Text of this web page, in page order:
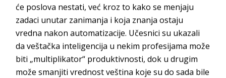
će poslova nestati, već kroz to kako se menjaju
zadaci unutar zanimanja i koja znanja ostaju
vredna nakon automatizacije. Učesnici su ukazali
da veštačka inteligencija u nekim profesijama može
biti „multiplikator“ produktivnosti, dok u drugim
može smanjiti vrednost veština koje su do sada bile